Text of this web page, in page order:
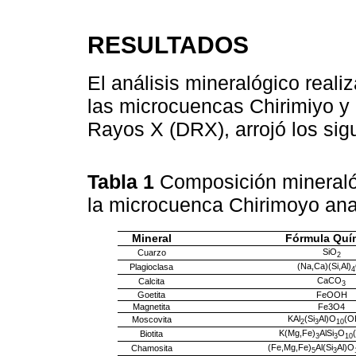
RESULTADOS
El análisis mineralógico
las microcuencas Chirimiyo
Rayos X (DRX), arrojó los
Tabla 1 Composición
la microcuenca Chirimoyo
Mineral Fórmula
Cuarzo SiO2
Plagioclasa (Na,Ca)(Si,Al)4
Calcita
CaCO3
Goetita
FeOOH
Magnetita
Fe3O4
Moscovita
KAl2(Si3Al)O10
Biotita
K(Mg,Fe)3AlSi3O10
Chamosita
(Fe,Mg,Fe)5Al(Si3Al)O